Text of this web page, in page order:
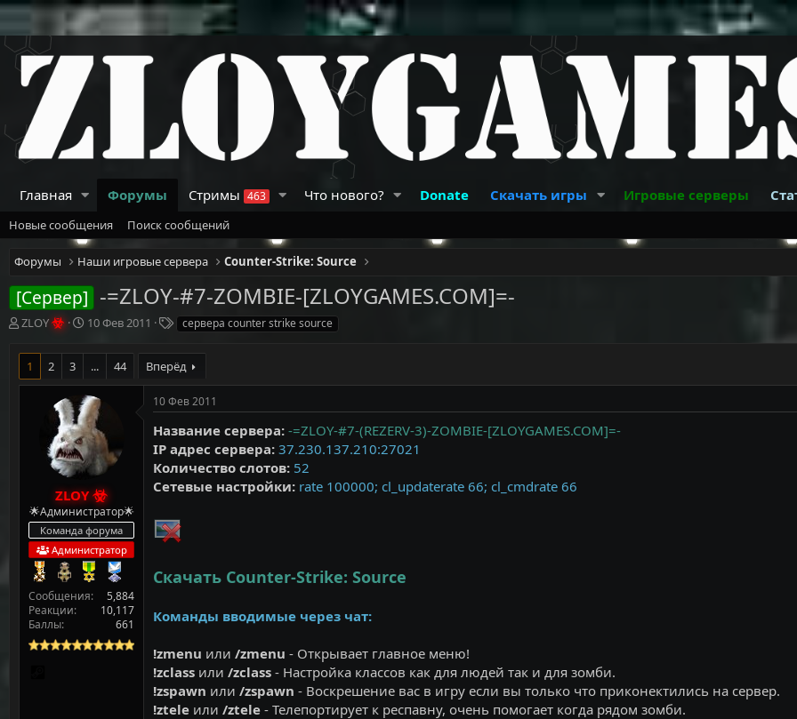
Главная Форумы Стримы 463 Что нового? Donate Скачать игры Игровые серверы
Новые сообщения Поиск сообщений
Форумы Наши игровые сервера Counter-Strike: Source
[Сервер] -=ZLOY-#7-ZOMBIE-[ZLOYGAMES.COM]=-
А
т
р
ZLOY
Д
т
а
н
а
ч
а
л
а
10 Фев 2011
Т
г
и
сервера counter strike source
1 2 3 ... 44 Вперёд
ZLOY
🌟Администратор🌟
Команда форума
Администратор
Сообщения
5,884
Реакции
10,117
Баллы
661
10 Фев 2011
Название сервера: -=ZLOY-#7-(REZERV-3)-ZOMBIE-[ZLOYGAMES.COM]=-
IP адрес сервера: 37.230.137.210:27021
Количество слотов: 52
Сетевые настройки: rate 100000; cl_updaterate 66; cl_cmdrate 66
Скачать Counter-Strike: Source
Команды вводимые через чат:
!zmenu или /zmenu - Открывает главное меню!
!zclass или /zclass - Настройка классов как для людей так и для зомби.
!zspawn или /zspawn - Воскрешение вас в игру если вы только что приконектились на сервер.
!ztele или /ztele - Телепортирует к респавну, очень помогает когда рядом зомби.